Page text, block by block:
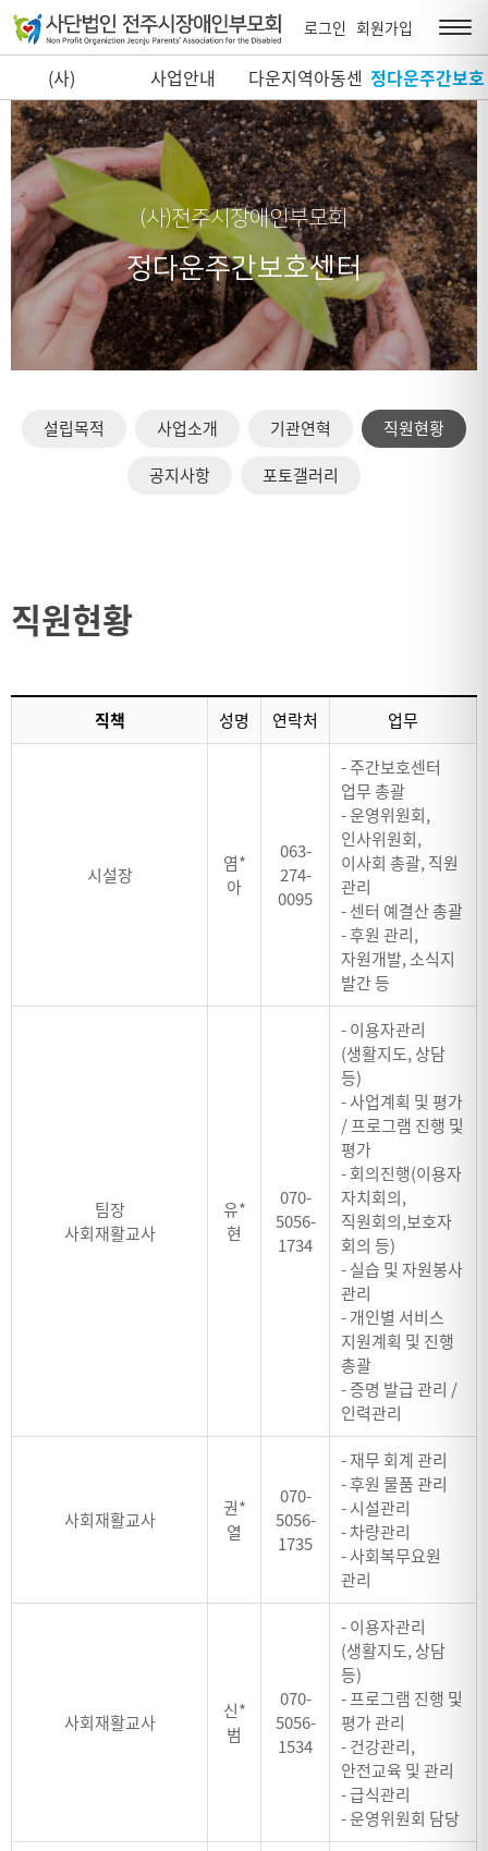
로그인 회원가입
(사)
전주시장애인부
모회
사업안내
다운지역아동센
터
정다운주간보호
센터
(사)전주시장애인부모회
정다운주간보호센터
설립목적 사업소개 기관연혁
직원현황
공지사항
포토갤러리
직원현황
직책 성명 연락처 업무
시설장
염*
아
063-
274-
0095
- 주간보호센터
업무 총괄
- 운영위원회,
인사위원회,
이사회 총괄, 직원
관리
- 센터 예결산 총괄
- 후원 관리,
자원개발, 소식지
발간 등
팀장
사회재활교사
유*
현
070-
5056-
1734
- 이용자관리
(생활지도, 상담
등)
- 사업계획 및 평가
/ 프로그램 진행 및
평가
- 회의진행(이용자
자치회의,
직원회의,보호자
회의 등)
- 실습 및 자원봉사
관리
- 개인별 서비스
지원계획 및 진행
총괄
- 증명 발급 관리 /
인력관리
사회재활교사
권*
열
070-
5056-
1735
- 재무 회계 관리
- 후원 물품 관리
- 시설관리
- 차량관리
- 사회복무요원
관리
사회재활교사
신*
범
070-
5056-
1534
- 이용자관리
(생활지도, 상담
등)
- 프로그램 진행 및
평가 관리
- 건강관리,
안전교육 및 관리
- 급식관리
- 운영위원회 담당